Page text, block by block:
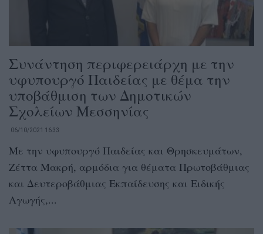
Συνάντηση περιφερειάρχη με την
υφυπουργό Παιδείας με θέμα την
υποβάθμιση των Δημοτικών
Σχολείων Μεσσηνίας
06/10/2021 16:33
Με την υφυπουργό Παιδείας και Θρησκευμάτων,
Ζέττα Μακρή, αρμόδια για θέματα Πρωτοβάθμιας
και Δευτεροβάθμιας Εκπαίδευσης και Ειδικής
Αγωγής,...